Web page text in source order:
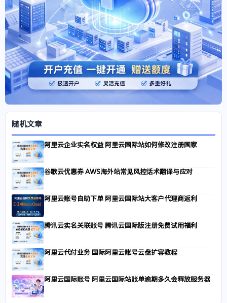
随机文章
阿里云企业实名权益 阿里云国际站如何修改注册国家
谷歌云优惠券 AWS海外站常见风控话术翻译与应对
阿里云账号自助下单 阿里云国际站大客户代理商返利
腾讯云实名关联账号 腾讯云国际版注册免费试用福利
阿里云代付业务 国际阿里云账号云盘扩容教程
阿里云国际账号 阿里云国际站账单逾期多久会释放服务器